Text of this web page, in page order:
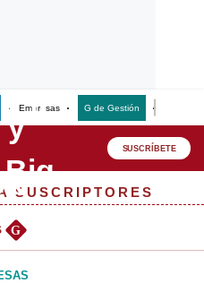
Empresas G de Gestión
SUSCRÍBETE
SUSCRIPTORES
G